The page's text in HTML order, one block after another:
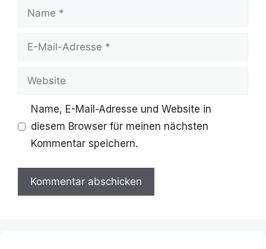
Name
Adresse
Website
Name, E-Mail-Adresse und Website in
diesem Browser für meinen nächsten
Kommentar speichern.